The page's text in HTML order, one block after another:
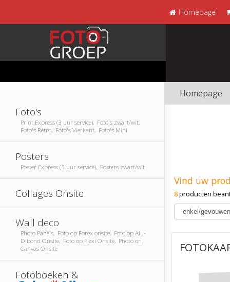
Homepage
Foto's
Print Express (3 uur service), Foto's zwart/wit,
Foto's Retro, Foto's Vierkant, Foto's Mini
Posters
Poster Express (3 uur service), Posters zwart/wit
Collages Onsite
Wall deco
Photo Panels, Foto op Forex onsite, Foto op Alu-
Dibond Onsite, Foto op Plexi Onsite, Photo on
Canvas Onsite
Fotoboeken &
Homepage
Vind uw
8producten